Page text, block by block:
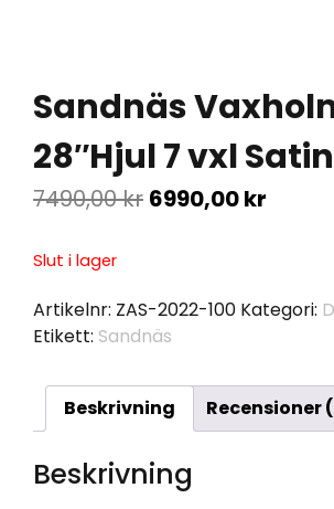
Sandnäs
28″Hjul 7 vxl
7490,00kr 6990,00kr
Slut i lager
Artikelnr: ZAS-2022-100 Kategori:
Etikett: Sandnäs
Beskrivning Recensioner
Beskrivning